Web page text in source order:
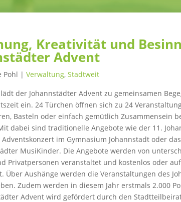
Kreativität und
Advent
Pohl | Verwaltung, Stadtweit
der Johannstädter Advent zu gemeinsamen
ein. 24 Türchen öffnen sich zu 24
Basteln oder einfach gemütlich Zusammensein
dabei sind traditionelle Angebote wie der 11.
im Gymnasium Johannstadt oder
MusiKinder. Die Angebote werden von
Privatpersonen veranstaltet und kostenlos oder
Über Aushänge werden die Veranstaltungen des
Zudem werden in diesem Jahr erstmals 2.000
Advent wird gefördert durch den